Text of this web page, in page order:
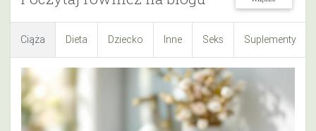
Ciąża Dieta Dziecko Inne Seks Suplementy